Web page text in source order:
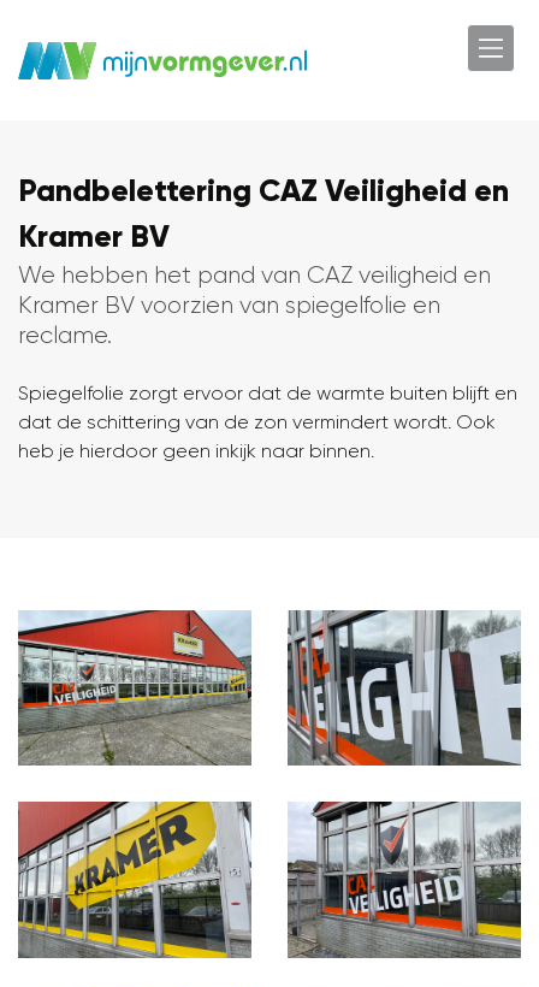
Pandbelettering CAZ Veiligheid en
Kramer BV
We hebben het pand van CAZ veiligheid en
Kramer BV voorzien van spiegelfolie en
reclame.
Spiegelfolie zorgt ervoor dat de warmte buiten blijft en
dat de schittering van de zon vermindert wordt. Ook
heb je hierdoor geen inkijk naar binnen.